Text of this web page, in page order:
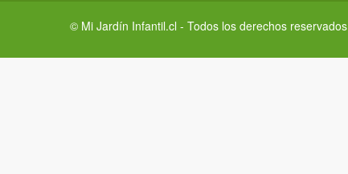
© Mi Jardín Infantil.cl - Todos los derechos reservados